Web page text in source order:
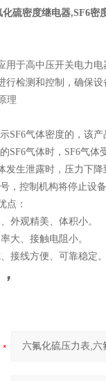
硫密度继电器,SF6密
用于高中压开关电力
行检测和控制，确保
原理
指针
SF6气体密度的，该
SF6气体时，SF6气
发生泄露时，压力下
，控制机构将停止设备
点：
外观精美、体积小。
大、接触电阻小。
接线方便、可靠稳定。